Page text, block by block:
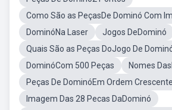
Como São as PeçasDe Dominó Com
DominóNa Laser
Jogos DeDominó
Quais São as Peças DoJogo De
DominóCom 500 Peças
Nomes
Peças De DominóEm Ordem Crescente
Imagem Das 28 Pecas DaDominó